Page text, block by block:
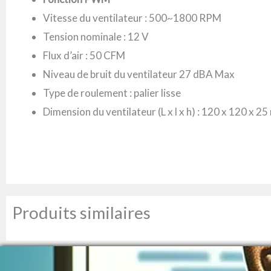
Vitesse du ventilateur : 500~1800 RPM
Tension nominale : 12 V
Flux d’air : 50 CFM
Niveau de bruit du ventilateur 27 dBA Max
Type de roulement : palier lisse
Dimension du ventilateur (L x l x h) : 120 x 120 x 25
Produits similaires